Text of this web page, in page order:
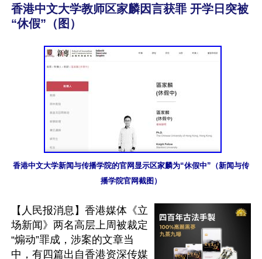
香港中文大学教师区家麟因言获罪 开学日突被
“休假”（图）
香港中文大学新闻与传播学院的官网显示区家麟为“休假中”（新闻与传
播学院官网截图）
【人民报消息】香港媒体《立
场新闻》两名高层上周被裁定
“煽动”罪成，涉案的文章当
中，有四篇出自香港资深传媒